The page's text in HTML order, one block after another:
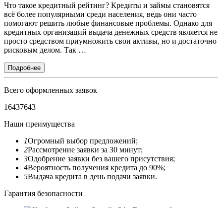
Что такое кредитный рейтинг? Кредиты и займы становятся
всё более популярными среди населения, ведь они часто
помогают решить любые финансовые проблемы. Однако для
кредитных организаций выдача денежных средств является не
просто средством приумножить свои активы, но и достаточно
рисковым делом. Так …
Всего оформленных заявок
16437643
Наши преимущества
1Огромный выбор предложений;
2Рассмотрение заявки за 30 минут;
3Одобрение заявки без вашего присутствия;
4Вероятность получения кредита до 90%;
5Выдача кредита в день подачи заявки.
Гарантия безопасности